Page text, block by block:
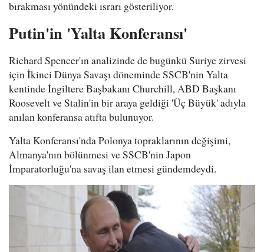
bırakması yönündeki ısrarı gösteriliyor.
Putin'in 'Yalta Konferansı'
Richard Spencer'ın analizinde de bugünkü Suriye zirvesi
için İkinci Dünya Savaşı döneminde SSCB'nin Yalta
kentinde İngiltere Başbakanı Churchill, ABD Başkanı
Roosevelt ve Stalin'in bir araya geldiği 'Üç Büyük' adıyla
anılan konferansa atıfta bulunuyor.
Yalta Konferansı'nda Polonya topraklarının değişimi,
Almanya'nın bölünmesi ve SSCB'nin Japon
İmparatorluğu'na savaş ilan etmesi gündemdeydi.